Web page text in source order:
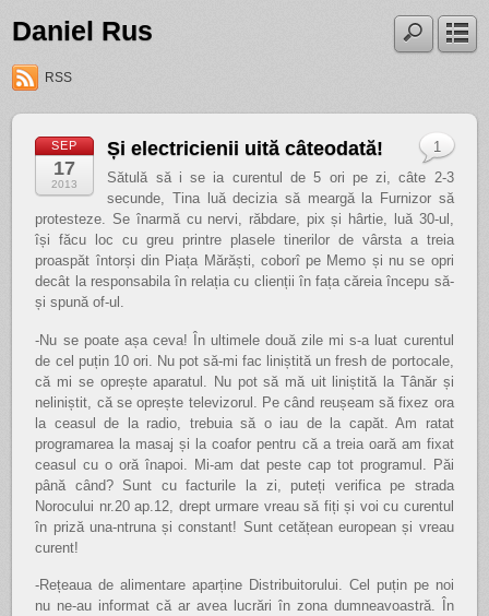
Daniel Rus
RSS
SEP
17
2013
Și electricienii uită câteodată!
Sătulă să i se ia curentul de 5 ori pe zi, câte 2-3
secunde, Tina luă decizia să meargă la Furnizor să
protesteze. Se înarmă cu nervi, răbdare, pix și hârtie, luă 30-ul,
își făcu loc cu greu printre plasele tinerilor de vârsta a treia
proaspăt întorși din Piața Mărăști, coborî pe Memo și nu se opri
decât la responsabila în relația cu clienții în fața căreia începu să-
și spună of-ul.
-Nu se poate așa ceva! În ultimele două zile mi s-a luat curentul
de cel puțin 10 ori. Nu pot să-mi fac liniștită un fresh de portocale,
că mi se oprește aparatul. Nu pot să mă uit liniștită la Tânăr și
neliniștit, că se oprește televizorul. Pe când reușeam să fixez ora
la ceasul de la radio, trebuia să o iau de la capăt. Am ratat
programarea la masaj și la coafor pentru că a treia oară am fixat
ceasul cu o oră înapoi. Mi-am dat peste cap tot programul. Păi
până când? Sunt cu facturile la zi, puteți verifica pe strada
Norocului nr.20 ap.12, drept urmare vreau să fiți și voi cu curentul
în priză una-ntruna și constant! Sunt cetățean european și vreau
curent!
-Rețeaua de alimentare aparține Distribuitorului. Cel puțin pe noi
nu ne-au informat că ar avea lucrări în zona dumneavoastră. În
1